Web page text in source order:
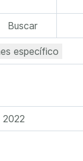
Buscar
específico
2022